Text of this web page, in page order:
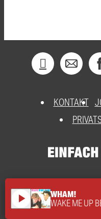
KONTAKT
play_arrow WHAM!
WAKE ME UP